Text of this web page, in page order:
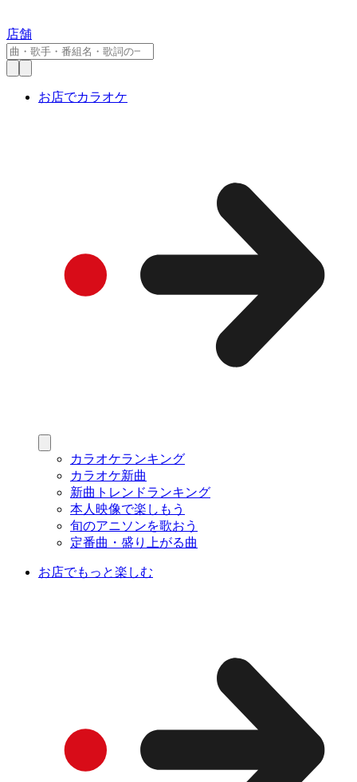
店舗
お店でカラオケ
カラオケランキング
カラオケ新曲
新曲トレンドランキング
本人映像で楽しもう
旬のアニソンを歌おう
定番曲・盛り上がる曲
お店でもっと楽しむ